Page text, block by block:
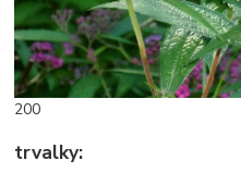
200
trvalky: